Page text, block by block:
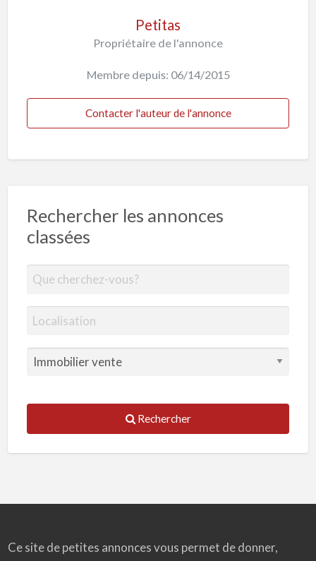
Petitas
Propriétaire de l'annonce
Membre depuis: 06/14/2015
Contacter l'auteur de l'annonce
Rechercher les annonces
classées
Rechercher
Ce site de petites annonces vous permet de donner,